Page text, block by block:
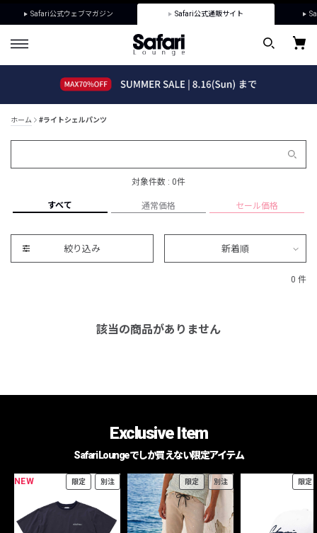
Safari公式ウェブマガジン Safari公式通販サイト
ホーム #ライトシェルパンツ
対象件数 : 0件
すべて 通常価格 セール価格
絞り込み 新着順
0 件
該当の商品がありません
Exclusive Item
Safari Loungeでしか買えない限定アイテム
NEW 限定 別注 限定 別注 限定